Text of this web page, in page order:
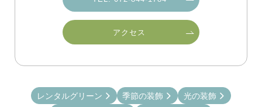
アクセス
レンタルグリーン 季節の装飾
光の装飾